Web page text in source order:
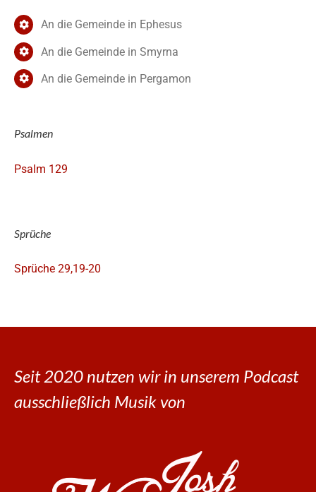
An die Gemeinde in Ephesus
An die Gemeinde in Smyrna
An die Gemeinde in Pergamon
Psalmen
Psalm 129
Sprüche
Sprüche 29,19-20
Seit 2020 nutzen wir in unserem Podcast
ausschließlich Musik von